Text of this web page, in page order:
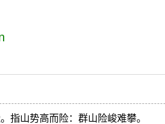
指山势高而险：群山险峻难攀。